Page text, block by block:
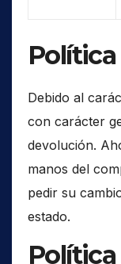
Debido al
con carácter
devolución.
manos del
pedir su
estado.